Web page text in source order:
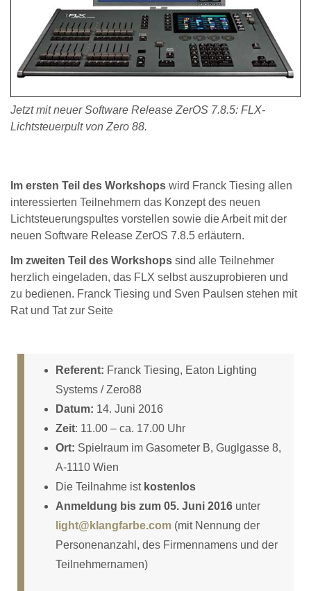
Jetzt mit neuer Software Release ZerOS 7.8.5: FLX-
Lichtsteuerpult von Zero 88.
Im ersten Teil des Workshops wird Franck Tiesing allen
interessierten Teilnehmern das Konzept des neuen
Lichtsteuerungspultes vorstellen sowie die Arbeit mit der
neuen Software Release ZerOS 7.8.5 erläutern.
Im zweiten Teil des Workshops sind alle Teilnehmer
herzlich eingeladen, das FLX selbst auszuprobieren und
zu bedienen. Franck Tiesing und Sven Paulsen stehen mit
Rat und Tat zur Seite
Referent: Franck Tiesing, Eaton Lighting
Systems / Zero88
Datum: 14. Juni 2016
Zeit: 11.00 – ca. 17.00 Uhr
Ort: Spielraum im Gasometer B, Guglgasse 8,
A-1110 Wien
Die Teilnahme istkostenlos
Anmeldung bis zum 05. Juni 2016 unter
light@klangfarbe.com (mit Nennung der
Personenanzahl, des Firmennamens und der
Teilnehmernamen)